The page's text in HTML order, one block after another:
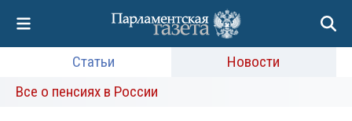
Статьи
Новости
Все о пенсиях в России